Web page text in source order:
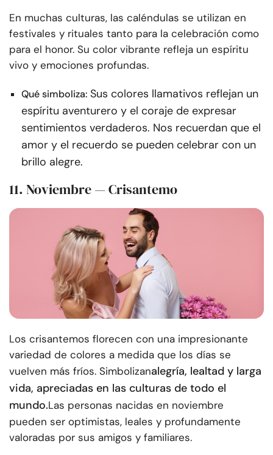
En muchas culturas, las caléndulas se utilizan en
festivales y rituales tanto para la celebración como
para el honor. Su color vibrante refleja un espíritu
vivo y emociones profundas.
Qué simboliza: Sus colores llamativos reflejan un
espíritu aventurero y el coraje de expresar
sentimientos verdaderos. Nos recuerdan que el
amor y el recuerdo se pueden celebrar con un
brillo alegre.
11. Noviembre — Crisantemo
Los crisantemos florecen con una impresionante
variedad de colores a medida que los días se
vuelven más fríos. Simbolizanalegría, lealtad y larga
vida, apreciadas en las culturas de todo el
mundo.Las personas nacidas en noviembre
pueden ser optimistas, leales y profundamente
valoradas por sus amigos y familiares.